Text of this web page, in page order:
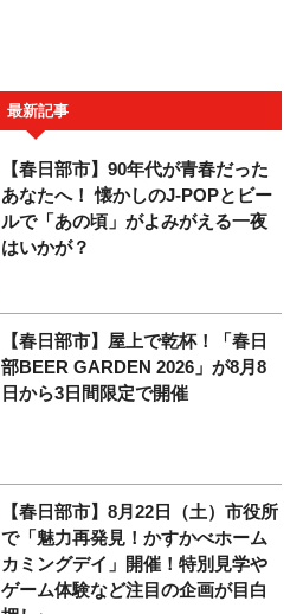
最新記事
【春日部市】90年代が青春だった
あなたへ！ 懐かしのJ-POPとビー
ルで「あの頃」がよみがえる一夜
はいかが？
【春日部市】屋上で乾杯！「春日
部BEER GARDEN 2026」が8月8
日から3日間限定で開催
【春日部市】8月22日（土）市役所
で「魅力再発見！かすかべホーム
カミングデイ」開催！特別見学や
ゲーム体験など注目の企画が目白